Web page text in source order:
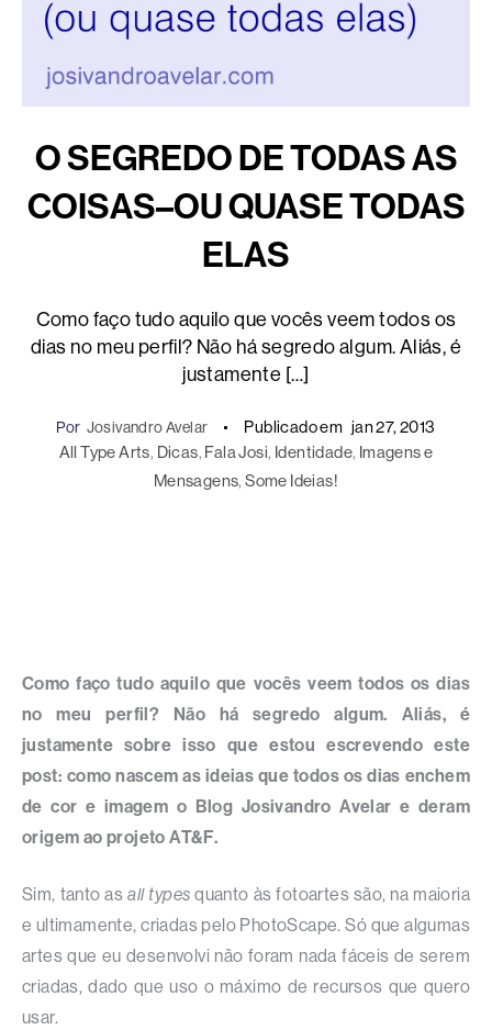
O SEGREDO DE TODAS AS
COISAS–OU QUASE TODAS
ELAS
Como faço tudo aquilo que vocês veem todos os
dias no meu perfil? Não há segredo algum. Aliás, é
justamente […]
Por Josivandro Avelar Publicado em jan 27, 2013
All Type Arts, Dicas, Fala Josi, Identidade, Imagens e
Mensagens, Some Ideias!
Como faço tudo aquilo que vocês veem todos os dias
no meu perfil? Não há segredo algum. Aliás, é
justamente sobre isso que estou escrevendo este
post: como nascem as ideias que todos os dias enchem
de cor e imagem o Blog Josivandro Avelar e deram
origem ao projeto AT&F.
Sim, tanto asall types quanto às fotoartes são, na maioria
e ultimamente, criadas pelo PhotoScape. Só que algumas
artes que eu desenvolvi não foram nada fáceis de serem
criadas, dado que uso o máximo de recursos que quero
usar.